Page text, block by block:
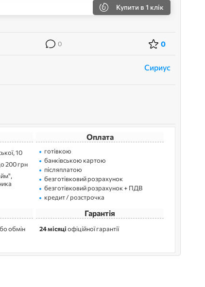
Купити в 1 клік
0 0
Сириус
10
200 грн
Оплата
готівкою
банківською картою
післяплатою
безготівковий розрахунок
безготівковий розрахунок + ПДВ
кредит / розстрочка
обмін
Гарантія
24 місяціофіційної гарантії